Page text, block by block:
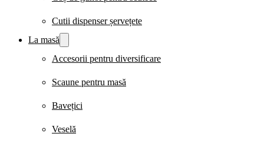
Cutii dispenser șervețete
La masă
Accesorii pentru diversificare
Scaune pentru masă
Bavețici
Veselă